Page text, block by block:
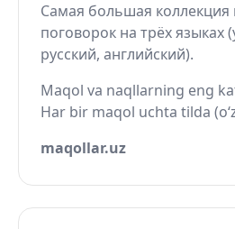
Самая большая коллекция
поговорок на трёх языках
русский, английский).
Maqol va naqllarning eng
Har bir maqol uchta tilda
maqollar.uz